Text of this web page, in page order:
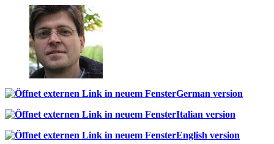
German version
Italian version
English version